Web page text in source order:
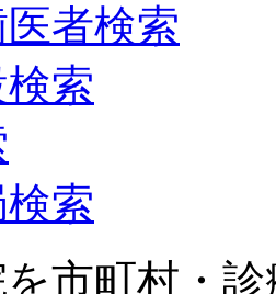
者検索
索
索
市町村・